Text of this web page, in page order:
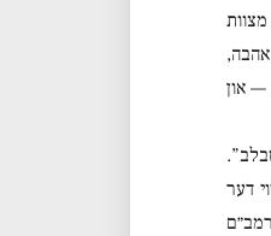
אהבה,
— און
דער